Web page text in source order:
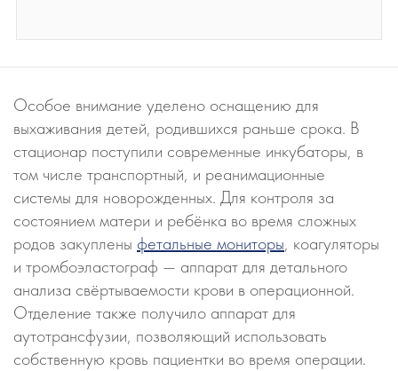
Особое внимание уделено оснащению для
выхаживания детей, родившихся раньше срока. В
стационар поступили современные инкубаторы, в
том числе транспортный, и реанимационные
системы для новорожденных. Для контроля за
состоянием матери и ребёнка во время сложных
родов закуплены фетальные мониторы, коагуляторы
и тромбоэластограф — аппарат для детального
анализа свёртываемости крови в операционной.
Отделение также получило аппарат для
аутотрансфузии, позволяющий использовать
собственную кровь пациентки во время операции.